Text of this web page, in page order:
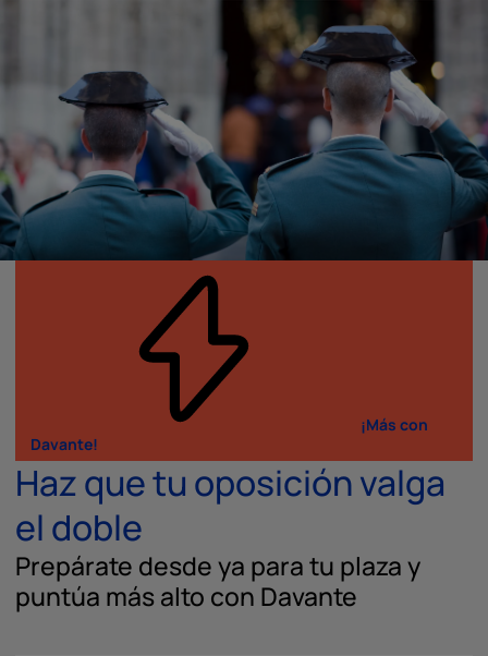
¡Más con
Davante!
Haz que tu oposición valga
el doble
Prepárate desde ya para tu plaza y
puntúa más alto con Davante